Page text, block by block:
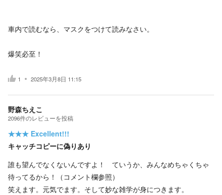
車内で読むなら、マスクをつけて読みなさい。
爆笑必至！
1 2025年3月8日 11:15
野森ちえこ
2096件のレビューを投稿
★★★ Excellent!!!
キャッチコピーに偽りあり
誰も望んでなくないんですよ！ ていうか、みんなめちゃくちゃ
待ってるから！（コメント欄参照）
笑えます。元気でます。そして妙な雑学が身につきます。